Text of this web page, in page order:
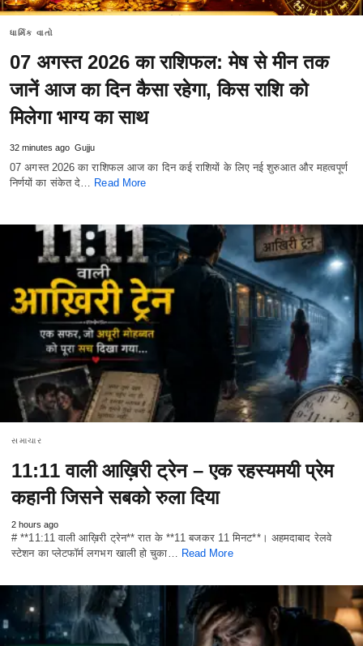
ધાર્મિક વાતો
07 अगस्त 2026 का राशिफल: मेष से मीन तक
जानें आज का दिन कैसा रहेगा, किस राशि को
मिलेगा भाग्य का साथ
32 minutes ago Gujju
07 अगस्त 2026 का राशिफल आज का दिन कई राशियों के लिए नई शुरुआत और महत्वपूर्ण
निर्णयों का संकेत दे… Read More
સમાચાર
11:11 वाली आख़िरी ट्रेन – एक रहस्यमयी प्रेम
कहानी जिसने सबको रुला दिया
2 hours ago
# **11:11 वाली आख़िरी ट्रेन** रात के **11 बजकर 11 मिनट**। अहमदाबाद रेलवे
स्टेशन का प्लेटफॉर्म लगभग खाली हो चुका… Read More